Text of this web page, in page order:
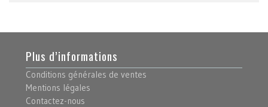
Plus d’informations
Conditions générales de ventes
Mentions légales
Contactez-nous